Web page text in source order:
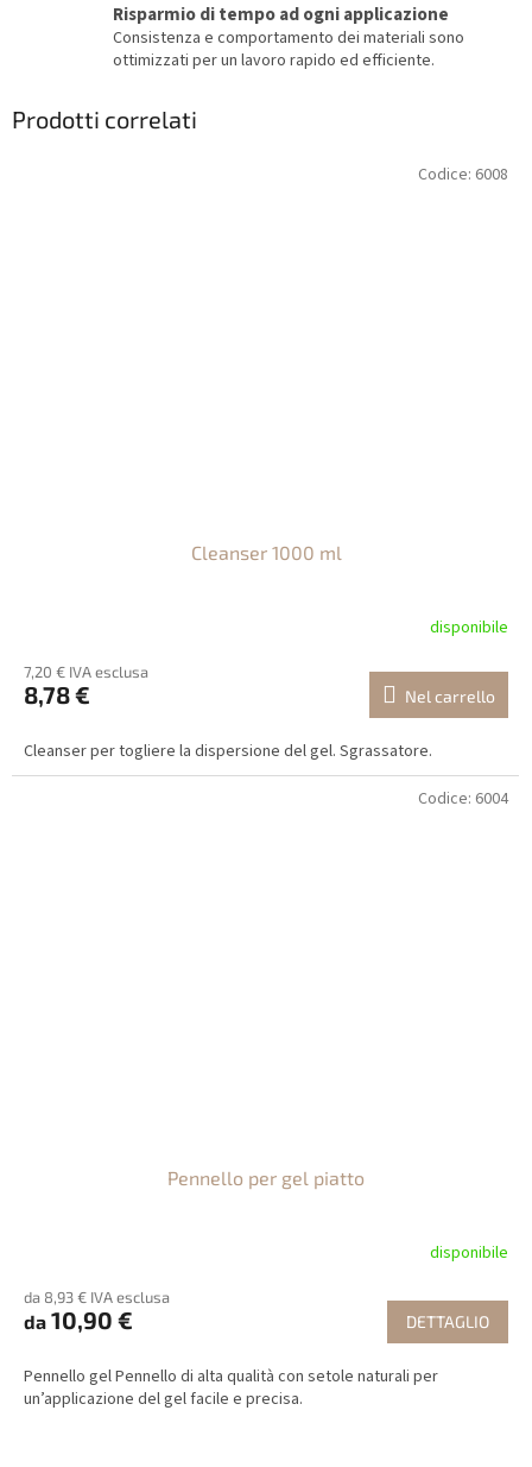
Risparmio di tempo ad ogni applicazione
Consistenza e comportamento dei materiali sono
ottimizzati per un lavoro rapido ed efficiente.
Prodotti correlati
Cleanser 1000 ml
disponibile
7,20 € IVA esclusa
8,78 € Nel carrello
Cleanser per togliere la dispersione del gel. Sgrassatore.
Codice: 6008
Pennello per gel piatto
disponibile
da 8,93 € IVA esclusa
da 10,90 € DETTAGLIO
Pennello gel Pennello di alta qualità con setole naturali per
un’applicazione del gel facile e precisa.
Codice: 6004